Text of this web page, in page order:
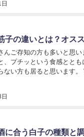
子の違いとは？オス
んご存知の方も多いと思
、プチッという食感とと
ない方も居ると思います
に合う白子の種類と